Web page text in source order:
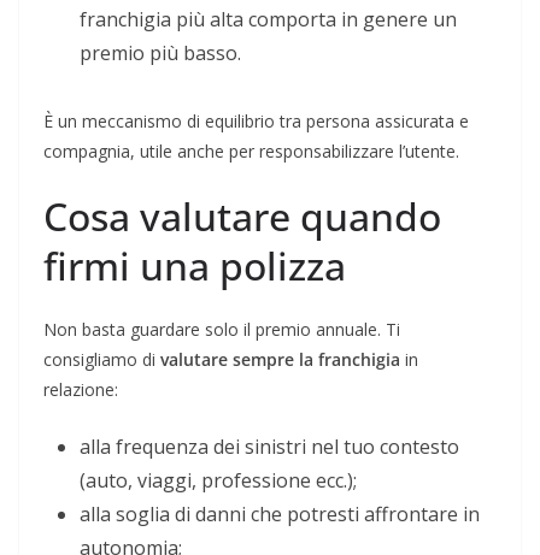
franchigia più alta comporta in genere un
premio più basso.
È un meccanismo di equilibrio tra persona assicurata e
compagnia, utile anche per responsabilizzare l’utente.
Cosa valutare quando
firmi una polizza
Non basta guardare solo il premio annuale. Ti
consigliamo di valutare sempre la franchigia in
relazione:
alla frequenza dei sinistri nel tuo contesto
(auto, viaggi, professione ecc.);
alla soglia di danni che potresti affrontare in
autonomia;